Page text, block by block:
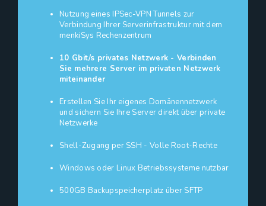
Nutzung eines IPSec-VPN Tunnels zur
Verbindung Ihrer Serverinfrastruktur mit dem
menkiSys Rechenzentrum
10 Gbit/s privates Netzwerk - Verbinden
Sie mehrere Server im privaten Netzwerk
miteinander
Erstellen Sie Ihr eigenes Domänennetzwerk
und sichern Sie Ihre Server direkt über private
Netzwerke
Shell-Zugang per SSH - Volle Root-Rechte
Windows oder Linux Betriebssysteme nutzbar
500GB Backupspeicherplatz über SFTP